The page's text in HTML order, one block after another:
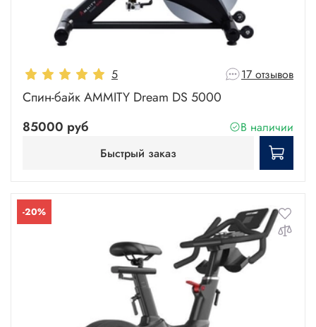
5 17 отзывов
Спин-байк AMMITY Dream DS 5000
85000 руб
В наличии
Быстрый заказ
-20%